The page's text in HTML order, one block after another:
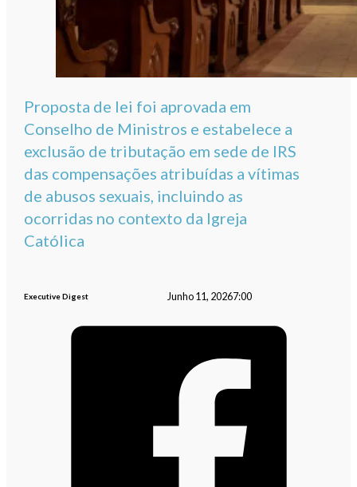
Proposta de lei foi aprovada em
Conselho de Ministros e estabelece a
exclusão de tributação em sede de IRS
das compensações atribuídas a vítimas
de abusos sexuais, incluindo as
ocorridas no contexto da Igreja
Católica
Executive Digest Junho 11, 20267:00